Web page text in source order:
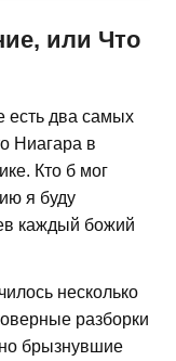
или Что
есть два самых
Ниагара в
Кто б мог
я буду
каждый божий
несколько
разборки
брызнувшие